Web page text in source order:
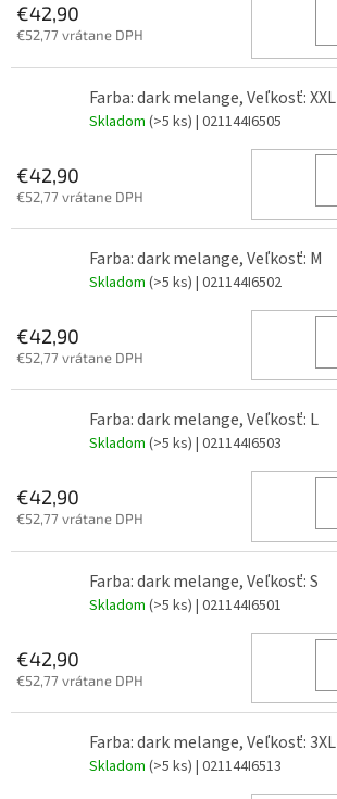
€42,90
€52,77 vrátane DPH
Farba: dark melange, Veľkosť: XXL
Skladom (>5 ks) | 021144I6505
€42,90
€52,77 vrátane DPH
Farba: dark melange, Veľkosť: M
Skladom (>5 ks) | 021144I6502
€42,90
€52,77 vrátane DPH
Farba: dark melange, Veľkosť: L
Skladom (>5 ks) | 021144I6503
€42,90
€52,77 vrátane DPH
Farba: dark melange, Veľkosť: S
Skladom (>5 ks) | 021144I6501
€42,90
€52,77 vrátane DPH
Farba: dark melange, Veľkosť: 3XL
Skladom (>5 ks) | 021144I6513